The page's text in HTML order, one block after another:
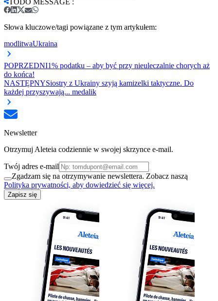
Słowa kluczowe/tagi powiązane z tym artykułem:
modlitwaUkraina
POPRZEDNI1% podatku – aby być przy nieuleczalnie chorych aż
do końca!
NASTĘPNYSiostry z Ukrainy szyją kamizelki taktyczne. Do
każdej przyszywają... medalik
Newsletter
Otrzymuj Aleteia codziennie w swojej skrzynce e-mail.
Twój adres e-mail
Zgadzam się na otrzymywanie newslettera. Zobacz naszą
Polityka prywatności, aby dowiedzieć się więcej.
Zapisz się